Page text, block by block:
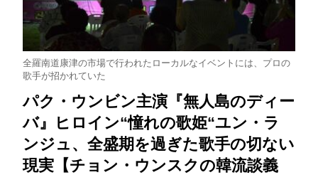
全羅南道康津の市場で行われたローカルなイベントには、プロの
歌手が招かれていた
パク・ウンビン主演『無人島のディー
バ』ヒロイン“憧れの歌姫“ユン・ラ
ンジュ、全盛期を過ぎた歌手の切ない
現実【チョン・ウンスクの韓流談義